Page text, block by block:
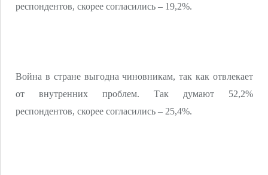
респондентов, скорее согласились – 19,2%.
Война в стране выгодна чиновникам, так как отвлекает
от внутренних проблем. Так думают 52,2%
респондентов, скорее согласились – 25,4%.